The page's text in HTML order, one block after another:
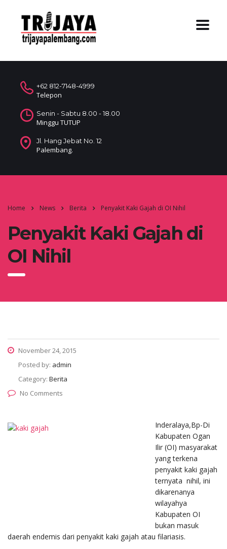
+62 812-7148-4999
Telepon
Senin - Sabtu 8.00 - 18.00
Minggu TUTUP
Jl. Hang Jebat No. 12
Palembang.
Home News Berita Penyakit Kaki Gajah di OI Nihil
Penyakit Kaki Gajah di
OI Nihil
November 24, 2015
Posted by: admin
Category: Berita
No Comments
Inderalaya,Bp-Di
Kabupaten Ogan
Ilir (OI) masyarakat
yang terkena
penyakit kaki gajah
ternyata nihil, ini
dikarenanya
wilayahya
Kabupaten OI
bukan masuk
daerah endemis dari penyakit kaki gajah atau filariasis.